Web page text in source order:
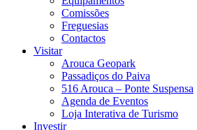
Comissões
Freguesias
Contactos
Visitar
Arouca Geopark
Passadiços do Paiva
516 Arouca – Ponte Suspensa
Agenda de Eventos
Loja Interativa de Turismo
Investir